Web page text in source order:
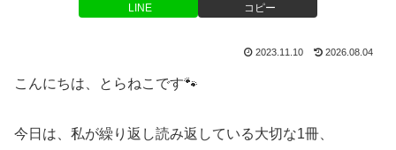
LINE コピー
2023.11.10 2026.08.04
こんにちは、とらねこです🐾
今日は、私が繰り返し読み返している大切な1冊、